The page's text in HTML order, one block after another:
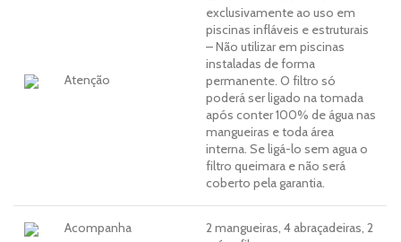
Atenção
exclusivamente ao uso em
piscinas infláveis e estruturais
– Não utilizar em piscinas
instaladas de forma
permanente. O filtro só
poderá ser ligado na tomada
após conter 100% de água nas
mangueiras e toda área
interna. Se ligá-lo sem agua o
filtro queimara e não será
coberto pela garantia.
Acompanha
2 mangueiras, 4 abraçadeiras, 2